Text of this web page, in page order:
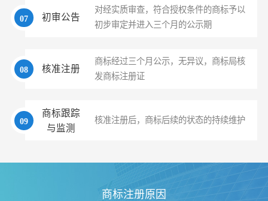
07 初审公告
对经实质审查，符合授权条件的商标予以
初步审定并进入三个月的公示期
08 核准注册
商标经过三个月公示，无异议，商标局核
发商标注册证
09
商标跟踪
与监测
核准注册后，商标后续的状态的持续维护
商标注册原因